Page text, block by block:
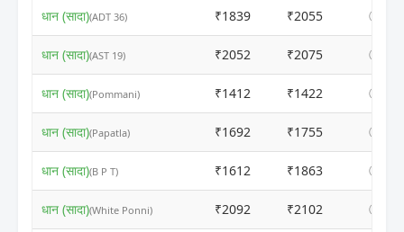
धान (सादा)(ADT 36) ₹1839 ₹2055 ⓘ
धान (सादा)(AST 19) ₹2052 ₹2075 ⓘ
धान (सादा)(Pommani) ₹1412 ₹1422 ⓘ
धान (सादा)(Papatla) ₹1692 ₹1755 ⓘ
धान (सादा)(B P T) ₹1612 ₹1863 ⓘ
धान (सादा)(White Ponni) ₹2092 ₹2102 ⓘ